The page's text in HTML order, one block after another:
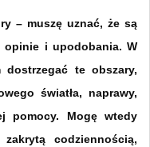
– muszę uznać, że są
opinie i upodobania. W
te obszary,
światła, naprawy,
pomocy. Mogę wtedy
codziennością,